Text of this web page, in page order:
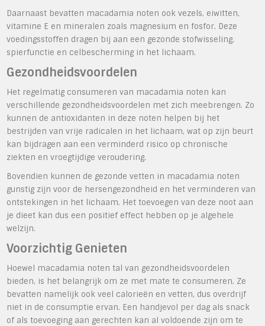
Daarnaast bevatten macadamia noten ook vezels, eiwitten,
vitamine E en mineralen zoals magnesium en fosfor. Deze
voedingsstoffen dragen bij aan een gezonde stofwisseling,
spierfunctie en celbescherming in het lichaam.
Gezondheidsvoordelen
Het regelmatig consumeren van macadamia noten kan
verschillende gezondheidsvoordelen met zich meebrengen. Zo
kunnen de antioxidanten in deze noten helpen bij het
bestrijden van vrije radicalen in het lichaam, wat op zijn beurt
kan bijdragen aan een verminderd risico op chronische
ziekten en vroegtijdige veroudering.
Bovendien kunnen de gezonde vetten in macadamia noten
gunstig zijn voor de hersengezondheid en het verminderen van
ontstekingen in het lichaam. Het toevoegen van deze noot aan
je dieet kan dus een positief effect hebben op je algehele
welzijn.
Voorzichtig Genieten
Hoewel macadamia noten tal van gezondheidsvoordelen
bieden, is het belangrijk om ze met mate te consumeren. Ze
bevatten namelijk ook veel calorieën en vetten, dus overdrijf
niet in de consumptie ervan. Een handjevol per dag als snack
of als toevoeging aan gerechten kan al voldoende zijn om te